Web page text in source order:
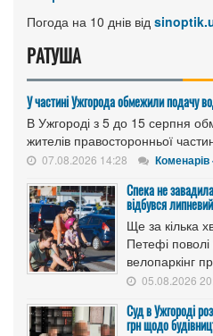
Погода на 10 днів від
РАТУША
У частині Ужгорода обмежили подачу
В Ужгороді з 5 до 15 серпня
жителів правосторонньої
07.08.2026 14:28 Коменарів
Спека не
відбувся
Ще за кілька
Петефі
велопаркінг
05.08.2026
Cуд в Ужгороді
грн щодо